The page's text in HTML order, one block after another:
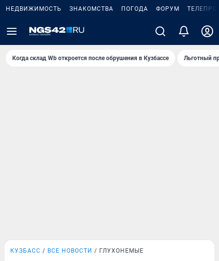
НЕДВИЖИМОСТЬ ЗНАКОМСТВА ПОГОДА ФОРУМ
Когда склад Wb откроется после обрушения в Кузбассе Льготный
КУЗБАСС ВСЕ НОВОСТИ ГЛУХОНЕМЫЕ